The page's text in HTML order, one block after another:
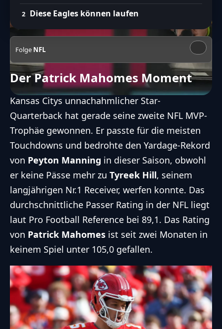
Diese Eagles können laufen
Folge NFL
Der Patrick Mahomes Moment
Kansas Citys unnachahmlicher Star-
Quarterback hat gerade seine zweite NFL MVP-
Trophäe gewonnen. Er passte für die meisten
Touchdowns und bedrohte den Yardage-Rekord
von Peyton Manning in dieser Saison, obwohl
er keine Pässe mehr zu Tyreek Hill, seinem
langjährigen Nr.1 Receiver, werfen konnte. Das
durchschnittliche Passer Rating in der NFL liegt
laut Pro Football Reference bei 89,1. Das Rating
von Patrick Mahomes ist seit zwei Monaten in
keinem Spiel unter 105,0 gefallen.